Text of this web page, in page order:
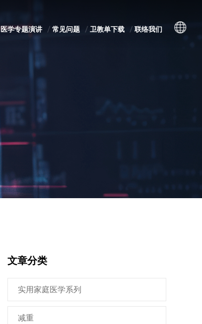
医学专题演讲 常见问题 卫教单下载 联络我们
文章分类
实用家庭医学系列
减重